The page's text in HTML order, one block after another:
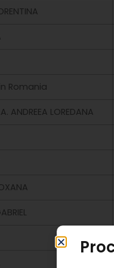
Romania
ANDREEA LOREDANA